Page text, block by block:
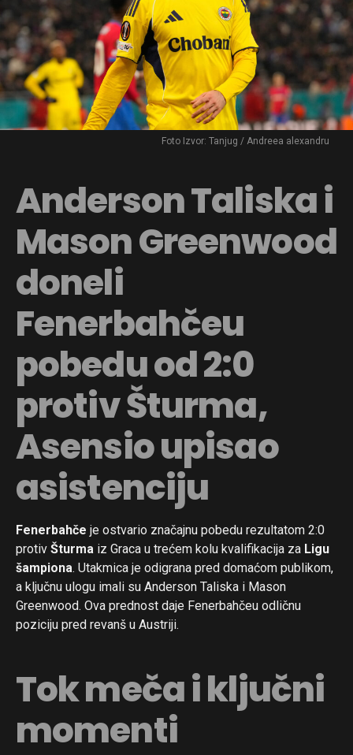
Foto Izvor: Tanjug / Andreea alexandru
Anderson Taliska i
Mason Greenwood
doneli
Fenerbahčeu
pobedu od 2:0
protiv Šturma,
Asensio upisao
asistenciju
Fenerbahče je ostvario značajnu pobedu rezultatom 2:0
protiv Šturma iz Graca u trećem kolu kvalifikacija za Ligu
šampiona. Utakmica je odigrana pred domaćom publikom,
a ključnu ulogu imali su Anderson Taliska i Mason
Greenwood. Ova prednost daje Fenerbahčeu odličnu
poziciju pred revanš u Austriji.
Tok meča i ključni
momenti